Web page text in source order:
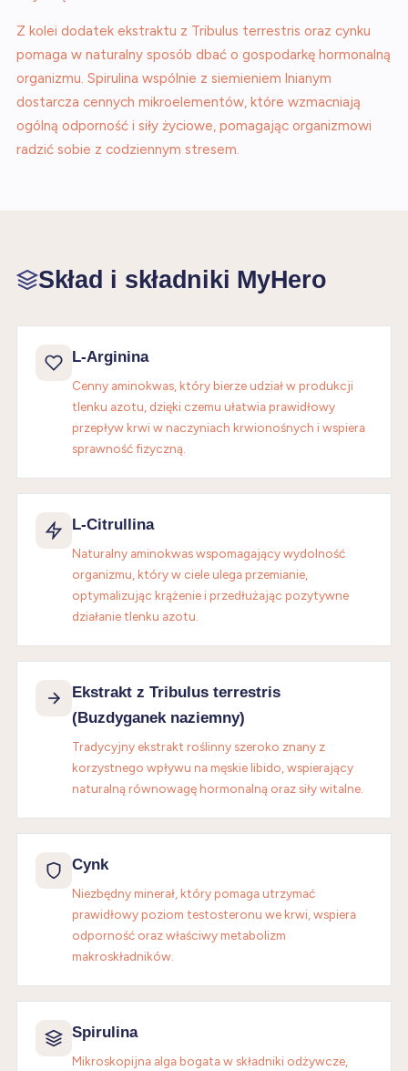
Z kolei dodatek ekstraktu z Tribulus terrestris oraz cynku
pomaga w naturalny sposób dbać o gospodarkę hormonalną
organizmu. Spirulina wspólnie z siemieniem lnianym
dostarcza cennych mikroelementów, które wzmacniają
ogólną odporność i siły życiowe, pomagając organizmowi
radzić sobie z codziennym stresem.
Skład i składniki MyHero
L-Arginina
Cenny aminokwas, który bierze udział w produkcji
tlenku azotu, dzięki czemu ułatwia prawidłowy
przepływ krwi w naczyniach krwionośnych i wspiera
sprawność fizyczną.
L-Citrullina
Naturalny aminokwas wspomagający wydolność
organizmu, który w ciele ulega przemianie,
optymalizując krążenie i przedłużając pozytywne
działanie tlenku azotu.
Ekstrakt z Tribulus terrestris
(Buzdyganek naziemny)
Tradycyjny ekstrakt roślinny szeroko znany z
korzystnego wpływu na męskie libido, wspierający
naturalną równowagę hormonalną oraz siły witalne.
Cynk
Niezbędny minerał, który pomaga utrzymać
prawidłowy poziom testosteronu we krwi, wspiera
odporność oraz właściwy metabolizm
makroskładników.
Spirulina
Mikroskopijna alga bogata w składniki odżywcze,